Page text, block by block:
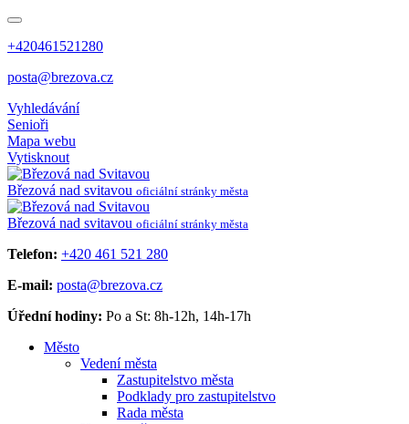
+420461521280
posta@brezova.cz
Vyhledávání
Senioři
Mapa webu
Vytisknout
Březová nad svitavou oficiální stránky města
Březová nad svitavou oficiální stránky města
Telefon: +420 461 521 280
E-mail: posta@brezova.cz
Úřední hodiny: Po a St: 8h-12h, 14h-17h
Město
Vedení města
Zastupitelstvo města
Podklady pro zastupitelstvo
Rada města